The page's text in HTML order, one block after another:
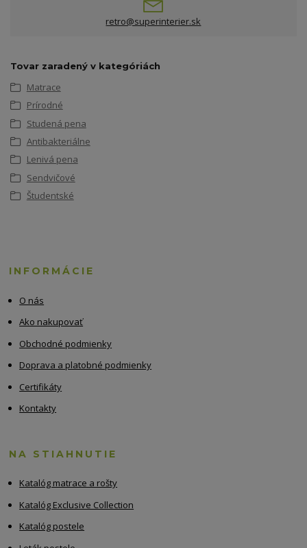
retro@superinterier.sk
Tovar zaradený v kategóriách
Matrace
Prírodné
Studená pena
Antibakteriálne
Lenivá pena
Sendvičové
Študentské
INFORMÁCIE
O nás
Ako nakupovať
Obchodné podmienky
Doprava a platobné podmienky
Certifikáty
Kontakty
NA STIAHNUTIE
Katalóg matrace a rošty
Katalóg Exclusive Collection
Katalóg postele